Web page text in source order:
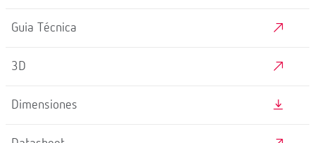
Guia Técnica
3D
Dimensiones